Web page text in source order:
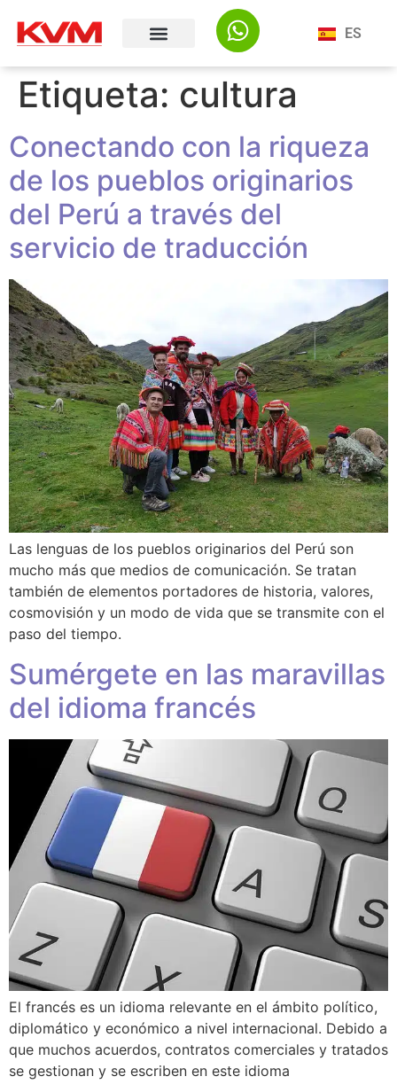
ES
Etiqueta: cultura
Conectando con la riqueza
de los pueblos originarios
del Perú a través del
servicio de traducción
Las lenguas de los pueblos originarios del Perú son
mucho más que medios de comunicación. Se tratan
también de elementos portadores de historia, valores,
cosmovisión y un modo de vida que se transmite con el
paso del tiempo.
Sumérgete en las maravillas
del idioma francés
El francés es un idioma relevante en el ámbito político,
diplomático y económico a nivel internacional. Debido a
que muchos acuerdos, contratos comerciales y tratados
se gestionan y se escriben en este idioma